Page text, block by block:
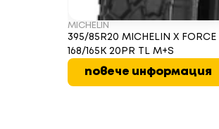
MICHELIN
395/85R20 MICHELIN X FORCE
168/165K 20PR TL M+S
повече информация